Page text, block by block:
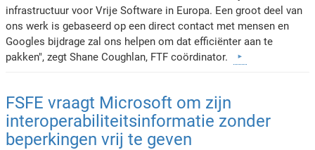
infrastructuur voor Vrije Software in Europa. Een groot deel van
ons werk is gebaseerd op een direct contact met mensen en
Googles bijdrage zal ons helpen om dat efficiënter aan te
pakken", zegt Shane Coughlan, FTF coördinator.
FSFE vraagt Microsoft om zijn
interoperabiliteitsinformatie zonder
beperkingen vrij te geven